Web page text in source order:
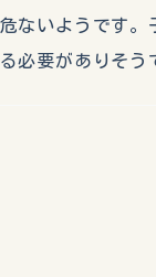
ないようです。
必要がありそう